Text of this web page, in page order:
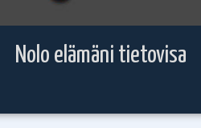
Nolo elämäni tietovisa